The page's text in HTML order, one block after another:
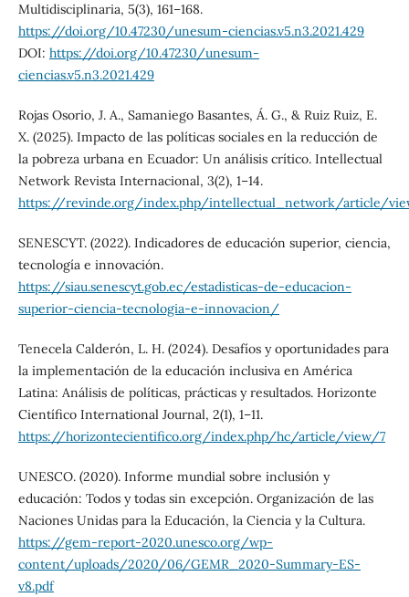
Multidisciplinaria, 5(3), 161–168.
https://doi.org/10.47230/unesum-ciencias.v5.n3.2021.429
DOI: https://doi.org/10.47230/unesum-
ciencias.v5.n3.2021.429
Rojas Osorio, J. A., Samaniego Basantes, Á. G., & Ruiz Ruiz, E.
X. (2025). Impacto de las políticas sociales en la reducción de
la pobreza urbana en Ecuador: Un análisis crítico. Intellectual
Network Revista Internacional, 3(2), 1–14.
https://revinde.org/index.php/intellectual_network/article/
SENESCYT. (2022). Indicadores de educación superior, ciencia,
tecnología e innovación.
https://siau.senescyt.gob.ec/estadisticas-de-educacion-
superior-ciencia-tecnologia-e-innovacion/
Tenecela Calderón, L. H. (2024). Desafíos y oportunidades para
la implementación de la educación inclusiva en América
Latina: Análisis de políticas, prácticas y resultados. Horizonte
Científico International Journal, 2(1), 1–11.
https://horizontecientifico.org/index.php/hc/article/view/7
UNESCO. (2020). Informe mundial sobre inclusión y
educación: Todos y todas sin excepción. Organización de las
Naciones Unidas para la Educación, la Ciencia y la Cultura.
https://gem-report-2020.unesco.org/wp-
content/uploads/2020/06/GEMR_2020-Summary-ES-
v8.pdf